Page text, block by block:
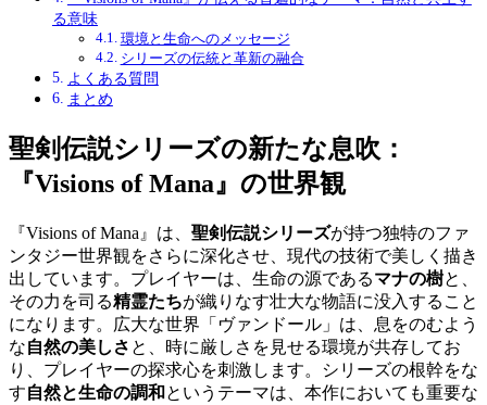
る意味
環境と生命へのメッセージ
シリーズの伝統と革新の融合
よくある質問
まとめ
聖剣伝説シリーズの新たな息吹：
『Visions of Mana』の世界観
『Visions of Mana』は、 聖剣伝説シリーズが持つ独特のファ
ンタジー世界観をさらに深化させ、現代の技術で美しく描き
出しています。プレイヤーは、生命の源であるマナの樹と、
その力を司る精霊たちが織りなす壮大な物語に没入すること
になります。広大な世界「ヴァンドール」は、息をのむよう
な自然の美しさ と、時に厳しさを見せる環境が共存してお
り、プレイヤーの探求心を刺激します。シリーズの根幹をな
す自然と生命の調和 というテーマは、本作においても重要な